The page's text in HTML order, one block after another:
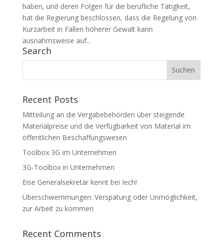
haben, und deren Folgen für die berufliche Tätigkeit,
hat die Regierung beschlossen, dass die Regelung von
Kurzarbeit in Fällen höherer Gewalt kann
ausnahmsweise auf...
Search
Recent Posts
Mitteilung an die Vergabebehörden über steigende
Materialpreise und die Verfügbarkeit von Material im
öffentlichen Beschaffungswesen
Toolbox 3G im Unternehmen
3G-Toolbox in Unternehmen
Eise Generalsekretär kennt bei Iech!
Überschwemmungen: Verspätung oder Unmöglichkeit,
zur Arbeit zu kommen
Recent Comments